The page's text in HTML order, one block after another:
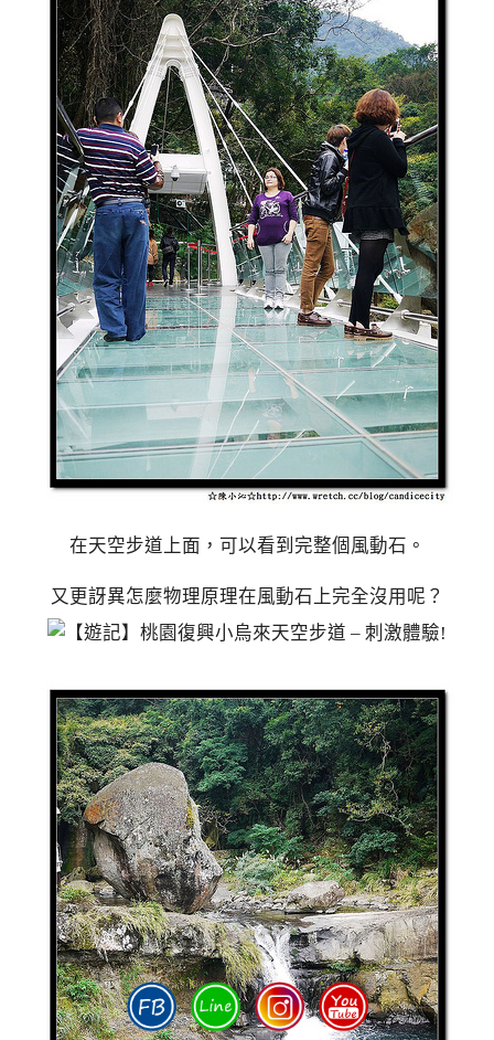
在天空步道上面，可以看到完整個風動石。
又更訝異怎麼物理原理在風動石上完全沒用呢？